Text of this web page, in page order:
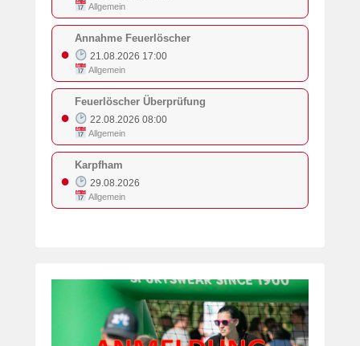
Allgemein
●
Annahme Feuerlöscher
21.08.2026 17:00
Allgemein
●
Feuerlöscher Überprüfung
22.08.2026 08:00
Allgemein
●
Karpfham
29.08.2026
Allgemein